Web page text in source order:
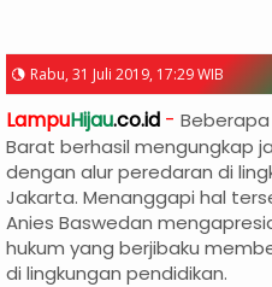
Rabu, 31 Juli 2019, 17:29 WIB
LampuHijau.co.id -
Barat berhasil mengungkap
dengan alur peredaran di
Jakarta. Menanggapi hal
Anies Baswedan
hukum yang berjibaku
di lingkungan pendidikan.